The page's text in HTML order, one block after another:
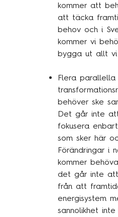
kommer att
att täcka
behov och i
kommer vi
bygga ut allt vi
Flera parallella
behöver ske
Det går inte
fokusera
som sker här
Förändringar i
kommer
det går inte
från att
energisystem
sannolikhet inte